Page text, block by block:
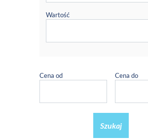
Wartość
Cena od Cena do
Szukaj